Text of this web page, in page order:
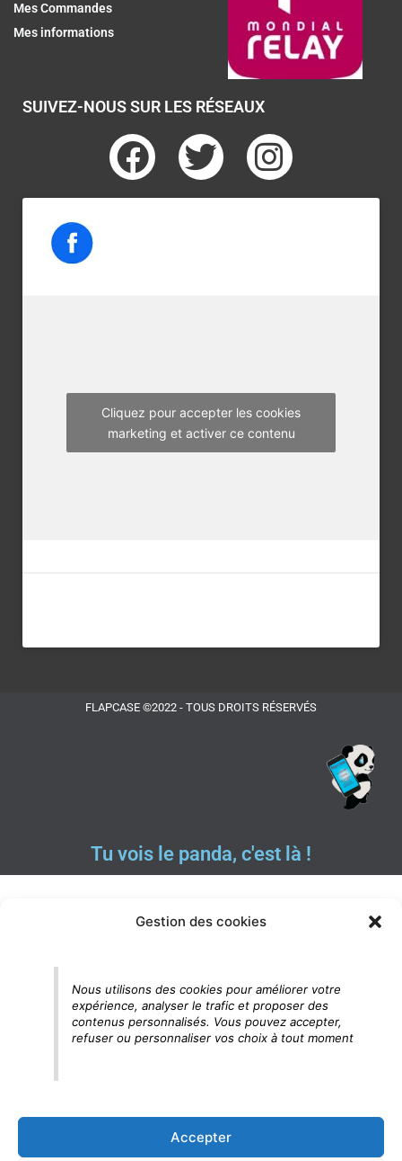
Gestion des cookies
Nous utilisons des cookies pour améliorer votre
expérience, analyser le trafic et proposer des
contenus personnalisés. Vous pouvez accepter,
refuser ou personnaliser vos choix à tout moment
Accepter
Mes Commandes
Mes informations
SUIVEZ-NOUS SUR LES RÉSEAUX
F
a
T
w
I
n
m
Cliquez pour accepter les cookies
marketing et activer ce contenu
FLAPCASE ©2022 - TOUS DROITS RÉSERVÉS
Tu vois le panda, c'est là !